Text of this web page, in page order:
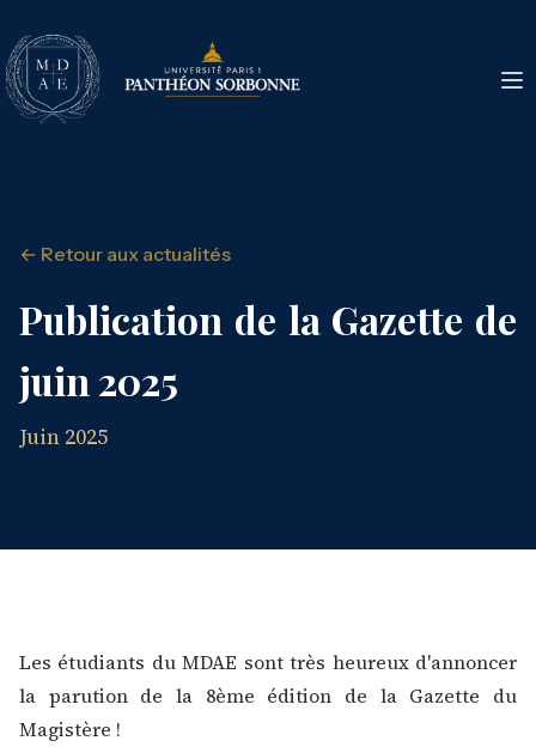
← Retour aux actualités
Publication de la Gazette de
juin 2025
Juin 2025
Les étudiants du MDAE sont très heureux d'annoncer
la parution de la 8ème édition de la Gazette du
Magistère !